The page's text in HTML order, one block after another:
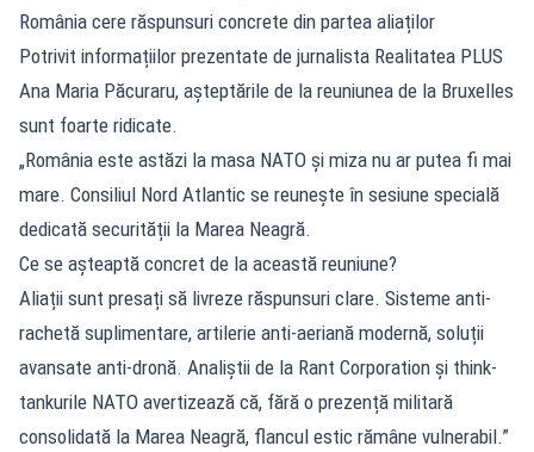
România cere răspunsuri concrete din partea aliaților
Potrivit informațiilor prezentate de jurnalista Realitatea PLUS
Ana Maria Păcuraru, așteptările de la reuniunea de la Bruxelles
sunt foarte ridicate.
„România este astăzi la masa NATO și miza nu ar putea fi mai
mare. Consiliul Nord Atlantic se reunește în sesiune specială
dedicată securității la Marea Neagră.
Ce se așteaptă concret de la această reuniune?
Aliații sunt presați să livreze răspunsuri clare. Sisteme anti-
rachetă suplimentare, artilerie anti-aeriană modernă, soluții
avansate anti-dronă. Analiștii de la Rant Corporation și think-
tankurile NATO avertizează că, fără o prezență militară
consolidată la Marea Neagră, flancul estic rămâne vulnerabil.”